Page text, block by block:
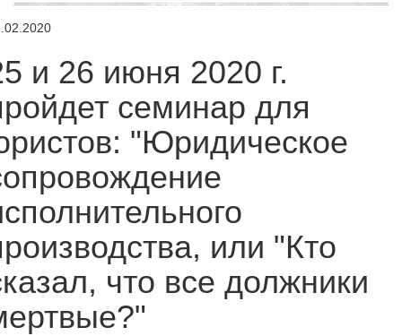
и 26 июня 2020 г.
семинар для
"Юридическое
или "Кто
что все должники